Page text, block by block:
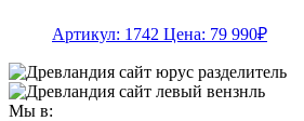
Артикул: 1742 Цена: 79 990₽
Мы в: